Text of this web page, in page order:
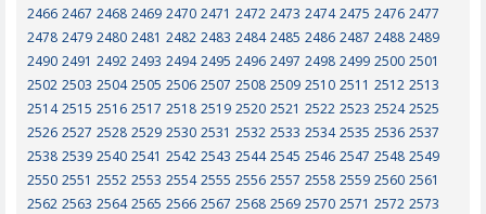
2466 2467 2468 2469 2470 2471 2472 2473 2474 2475 2476 2477
2478 2479 2480 2481 2482 2483 2484 2485 2486 2487 2488 2489
2490 2491 2492 2493 2494 2495 2496 2497 2498 2499 2500 2501
2502 2503 2504 2505 2506 2507 2508 2509 2510 2511 2512 2513
2514 2515 2516 2517 2518 2519 2520 2521 2522 2523 2524 2525
2526 2527 2528 2529 2530 2531 2532 2533 2534 2535 2536 2537
2538 2539 2540 2541 2542 2543 2544 2545 2546 2547 2548 2549
2550 2551 2552 2553 2554 2555 2556 2557 2558 2559 2560 2561
2562 2563 2564 2565 2566 2567 2568 2569 2570 2571 2572 2573